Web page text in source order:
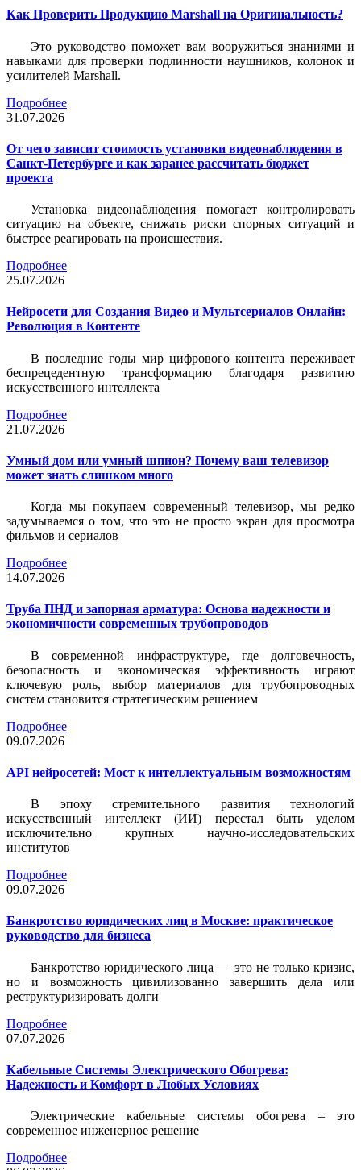
Как Проверить Продукцию Marshall на Оригинальность?
Это руководство поможет вам вооружиться знаниями и
навыками для проверки подлинности наушников, колонок и
усилителей Marshall.
Подробнее
31.07.2026
От чего зависит стоимость установки видеонаблюдения в
Санкт-Петербурге и как заранее рассчитать бюджет
проекта
Установка видеонаблюдения помогает контролировать
ситуацию на объекте, снижать риски спорных ситуаций и
быстрее реагировать на происшествия.
Подробнее
25.07.2026
Нейросети для Создания Видео и Мультсериалов Онлайн:
Революция в Контенте
В последние годы мир цифрового контента переживает
беспрецедентную трансформацию благодаря развитию
искусственного интеллекта
Подробнее
21.07.2026
Умный дом или умный шпион? Почему ваш телевизор
может знать слишком много
Когда мы покупаем современный телевизор, мы редко
задумываемся о том, что это не просто экран для просмотра
фильмов и сериалов
Подробнее
14.07.2026
Труба ПНД и запорная арматура: Основа надежности и
экономичности современных трубопроводов
В современной инфраструктуре, где долговечность,
безопасность и экономическая эффективность играют
ключевую роль, выбор материалов для трубопроводных
систем становится стратегическим решением
Подробнее
09.07.2026
API нейросетей: Мост к интеллектуальным возможностям
В эпоху стремительного развития технологий
искусственный интеллект (ИИ) перестал быть уделом
исключительно крупных научно-исследовательских
институтов
Подробнее
09.07.2026
Банкротство юридических лиц в Москве: практическое
руководство для бизнеса
Банкротство юридического лица — это не только кризис,
но и возможность цивилизованно завершить дела или
реструктуризировать долги
Подробнее
07.07.2026
Кабельные Системы Электрического Обогрева:
Надежность и Комфорт в Любых Условиях
Электрические кабельные системы обогрева – это
современное инженерное решение
Подробнее